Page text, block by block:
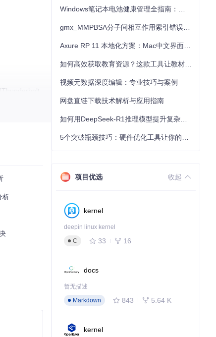
前型号的
析
视频元数据深度编辑：专业技巧与案例
网盘直链下载技术解析与应用指南
项目优选 收起
kernel
deepin linux kernel
C
33 16
docs
暂无描述
Markdown
843 5.64 K
kernel